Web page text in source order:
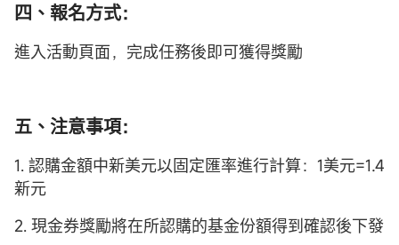
四、報名方式：
進入活動頁面，完成任務後即可獲得獎勵
五、注意事項：
1. 認購金額中新美元以固定匯率進行計算：1美元=1.4
新元
2. 現金券獎勵將在所認購的基金份額得到確認後下發